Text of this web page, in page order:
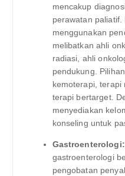
mencakup
perawatan
menggunakan
melibatkan ahli
radiasi, ahli
pendukung.
kemoterapi, terapi
terapi bertarget.
menyediakan
konseling untuk
Gastroenterologi:
gastroenterologi
pengobatan